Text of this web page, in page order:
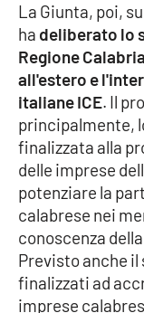
Lamezia Terme
PROGETTI
SPECIALI
Buona Sanità
LA
Destinazioni
Eventi
La Giunta, poi,
ha deliberato lo
Regione
all'estero e
italiane ICE. Il
principalmente,
finalizzata alla
delle imprese
potenziare la
calabrese nei
conoscenza
Previsto anche
finalizzati ad
imprese